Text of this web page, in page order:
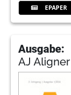
EPAPER
Ausgabe:
AJ